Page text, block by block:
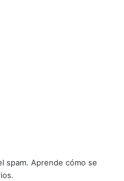
spam. Aprende cómo se